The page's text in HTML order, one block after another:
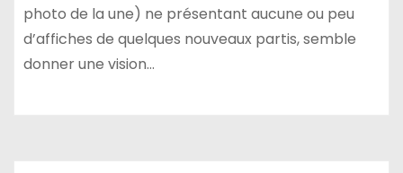
photo de la une) ne présentant aucune ou peu
d’affiches de quelques nouveaux partis, semble
donner une vision…